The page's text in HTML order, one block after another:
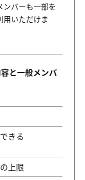
ンバーも一部を
用いただけま
と一般メンバ
きる
上限